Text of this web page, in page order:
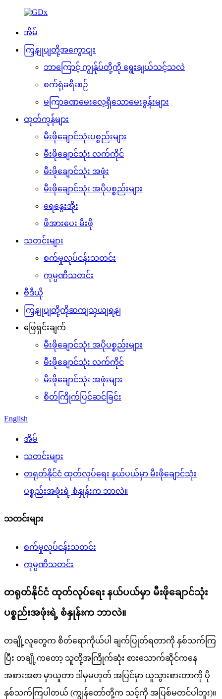
အိမ်
ကြှနျုပျတို့အကွောငျး
ဘာကြောင့် ကျွန်ုပ်တို့ကို ရွေးချယ်သင့်သလဲ
စက်ရုံခရီးစဉ်
မကြာခဏမေးလေ့ရှိသောမေးခွန်းများ
ထုတ်ကုန်များ
မီးဖိုချောင်သုံးပစ္စည်းများ
မီးဖိုချောင်သုံး လက်ကိုင်
မီးဖိုချောင်သုံး အဖုံး
မီးဖိုချောင်သုံး အပိုပစ္စည်းများ
ရေနွေးအိုး
ဖိအားပေး မီးဖို
သတင်းများ
စက်မှုလုပ်ငန်းသတင်း
ကုမ္ပဏီသတင်း
ဗီဒီယို
ကြှနျုပျတို့ကိုဆကျသှယျရနျ
ဖြေရှင်းချက်
မီးဖိုချောင်သုံး အပိုပစ္စည်းများ
မီးဖိုချောင်သုံး လက်ကိုင်
မီးဖိုချောင်သုံး အဖုံးများ
စိတ်ကြိုက်ပြင်ဆင်ခြင်း
English
အိမ်
သတင်းများ
တရုတ်နိုင်ငံ ထုတ်လုပ်ရေး နယ်ပယ်မှာ မီးဖိုချောင်သုံး
ပစ္စည်းအဖုံးရဲ့ စံနှုန်းက ဘာလဲ။
သတင်းများ
စက်မှုလုပ်ငန်းသတင်း
ကုမ္ပဏီသတင်း
တရုတ်နိုင်ငံ ထုတ်လုပ်ရေး နယ်ပယ်မှာ မီးဖိုချောင်သုံး
ပစ္စည်းအဖုံးရဲ့ စံနှုန်းက ဘာလဲ။
တချို့လူတွေက စိတ်ရောကိုယ်ပါ ချက်ပြုတ်ရတာကို နှစ်သက်ကြ
ပြီး တချို့ကတော့ သူတို့အကြိုက်ဆုံး စားသောက်ဆိုင်ကနေ
အစားအစာ မှာယူတာ ဒါမှမဟုတ် အပြင်မှာ ယူသွားစားတာကို ပို
နှစ်သက်ကြပါတယ် (ကျွန်တော်တို့က သင့်ကို အပြစ်မတင်ပါဘူး)။